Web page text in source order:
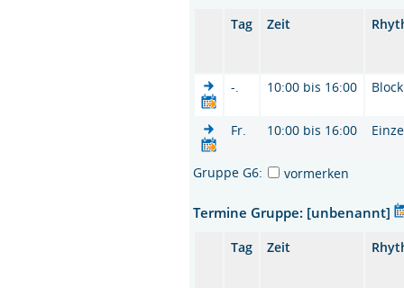
Tag Zeit
-. 10:00 bis 16:00 Block
Fr. 10:00 bis 16:00
Gruppe G6: vormerken
Termine Gruppe: [unbenannt]
Tag Zeit